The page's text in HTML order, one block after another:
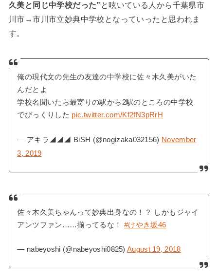
久美と同じ中学校だった” と呟いている人から千葉県市
川市→市川市立妙典中学校となっていったと思われま
す。
俺の現代文の先生の友達の中学校に佐々木久美がいた
んだとよ
学校名聞いたら最寄りの駅から2駅のところの中学校
でびっくりした pic.twitter.com/Kf2fN3pRrH
— アキラ◢◢◢ BiSH (@nogizaka032156) November
3, 2019
佐々木久美ちゃんって妙典出身なの！？ しかもジャイ
アンツファン……揃ってるな！ #けやき坂46
— nabeyoshi (@nabeyoshi0825)August 19, 2018